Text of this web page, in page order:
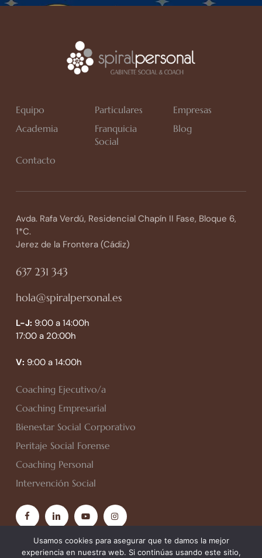
Equipo Particulares
Empresas
Academia
Franquicia
Social
Blog
Contacto
Avda. Rafa Verdú, Residencial Chapín II Fase, Bloque 6,
1*C.
Jerez de la Frontera (Cádiz)
637 231 343
hola@spiralpersonal.es
L-J: 9:00 a 14:00h
17:00 a 20:00h
V: 9:00 a 14:00h
Coaching Ejecutivo/a
Coaching Empresarial
Bienestar Social Corporativo
Peritaje Social Forense
Coaching Personal
Intervención Social
facebooklinkedinyoutubeinstagram
Usamos cookies para asegurar que te damos la mejor
experiencia en nuestra web. Si continúas usando este sitio,